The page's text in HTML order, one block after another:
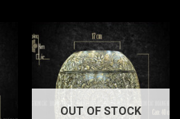
OUT OF STOCK